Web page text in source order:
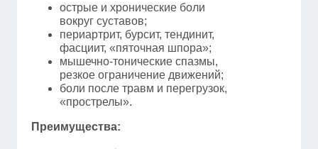
острые и хронические боли
вокруг суставов;
периартрит, бурсит, тендинит,
фасциит, «пяточная шпора»;
мышечно-тонические спазмы,
резкое ограничение движений;
боли после травм и перегрузок,
«прострелы».
Преимущества: